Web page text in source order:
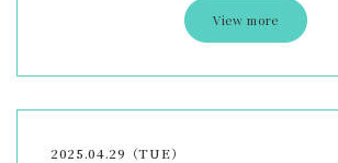
View more
2025.04.29（TUE）